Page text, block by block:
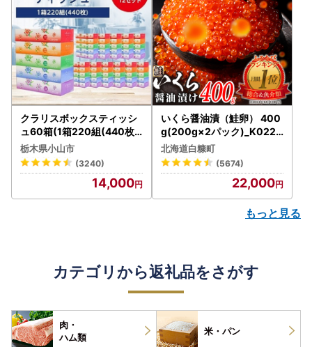
クラリスボックスティッシ
ュ60箱(1箱220組(440枚))
(5個入り×12セット)【配送
不可地域：離島・沖縄県】
【1256759】
栃木県小山市
(3240)
14,000
いくら醤油漬（鮭卵） 400
g(200g×2パック)_K022-
1676
北海道白糠町
(5674)
22,000
もっと見る
カテゴリから返礼品をさがす
肉・
ハム類
米・パン